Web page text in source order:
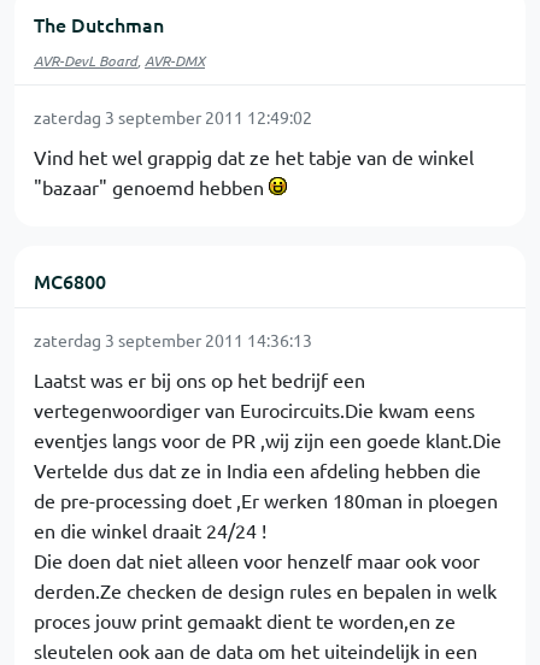
The Dutchman
AVR-DevL Board, AVR-DMX
zaterdag 3 september 2011 12:49:02
Vind het wel grappig dat ze het tabje van de winkel
"bazaar" genoemd hebben
MC6800
zaterdag 3 september 2011 14:36:13
Laatst was er bij ons op het bedrijf een
vertegenwoordiger van Eurocircuits.Die kwam eens
eventjes langs voor de PR ,wij zijn een goede klant.Die
Vertelde dus dat ze in India een afdeling hebben die
de pre-processing doet ,Er werken 180man in ploegen
en die winkel draait 24/24 !
Die doen dat niet alleen voor henzelf maar ook voor
derden.Ze checken de design rules en bepalen in welk
proces jouw print gemaakt dient te worden,en ze
sleutelen ook aan de data om het uiteindelijk in een